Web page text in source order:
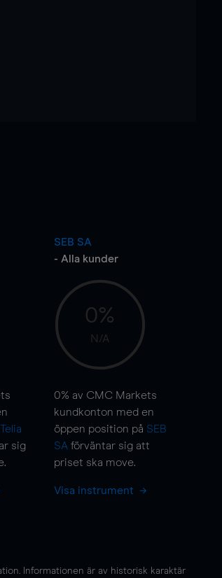
Telia
sig
.
SEB SA
- Alla kunder
0%
N/A
0% av CMC Markets
kundkonton med en
öppen position på SEB
SA förväntar sig att
priset ska move.
Visa instrument
Informationen är av historisk karaktär